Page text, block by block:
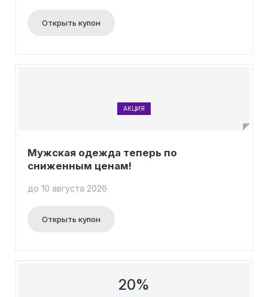
Открыть купон
АКЦИЯ
Мужская одежда теперь по
сниженным ценам!
до 10 августа 2026
Открыть купон
20%